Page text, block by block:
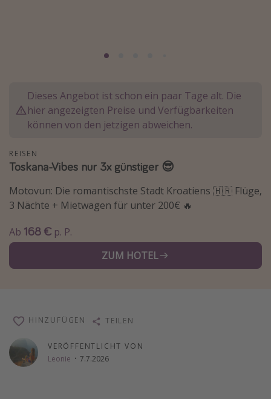
Tulum Urlaub
Sri Lanka Rundreise
Japan Rundreise
Reisethemen
Alle Reisethemen
Wellnessurlaub
Disneyland Paris
Roadtrips
Wochenendtrip
Gruppenreisen
Hotels in Hamburg
Hotels in Amsterdam
Dieses Angebot ist schon ein paar Tage alt. Die
hier angezeigten Preise und Verfügbarkeiten
können von den jetzigen abweichen.
REISEN
Toskana-Vibes nur 3x günstiger 😎
Motovun: Die romantischste Stadt Kroatiens 🇭🇷 Flüge,
3 Nächte + Mietwagen für unter 200€ 🔥
Ab 168 € p. P.
ZUM HOTEL
VERÖFFENTLICHT VON
Leonie · 7.7.2026
HINZUFÜGEN TEILEN